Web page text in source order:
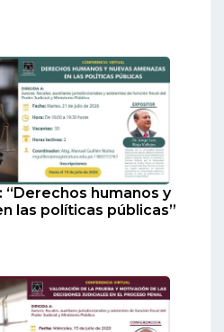
humanos y
las políticas públicas”